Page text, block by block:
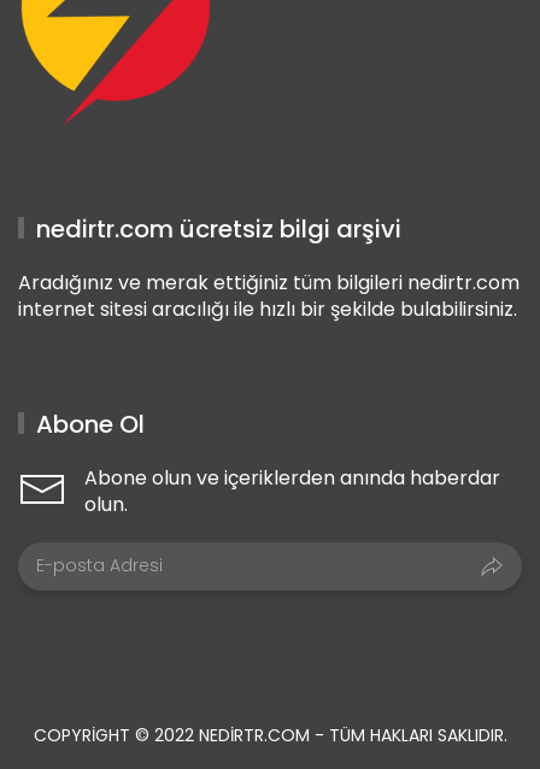
nedirtr.com ücretsiz bilgi arşivi
Aradığınız ve merak ettiğiniz tüm bilgileri nedirtr.com
internet sitesi aracılığı ile hızlı bir şekilde bulabilirsiniz.
Abone Ol
Abone olun ve içeriklerden anında haberdar
olun.
COPYRIGHT © 2022 NEDIRTR.COM - TÜM HAKLARI SAKLIDIR.